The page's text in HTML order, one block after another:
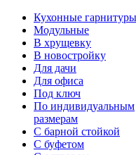
Кухонные гарнитуры
Модульные
В хрущевку
В новостройку
Для дачи
Для офиса
Под ключ
По индивидуальным
размерам
С барной стойкой
С буфетом